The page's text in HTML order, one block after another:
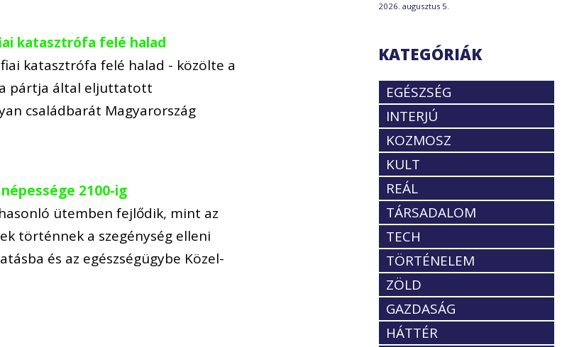
katasztrófa felé halad
katasztrófa felé halad - közölte a
a pártja által eljuttatott
családbarát Magyarország
2100-ig
ütemben fejlődik, mint az
történnek a szegénység elleni
és az egészségügybe Közel-
2026. augusztus 5.
KATEGÓRIÁK
EGÉSZSÉG
INTERJÚ
KOZMOSZ
KULT
REÁL
TÁRSADALOM
TECH
TÖRTÉNELEM
ZÖLD
GAZDASÁG
HÁTTÉR